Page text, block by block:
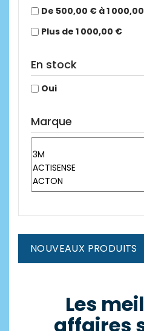
De 500,00 € à 1
Plus de 1 000,00 €
En stock
Oui
Marque
NOUVEAUX PRODUITS
Les
affaires